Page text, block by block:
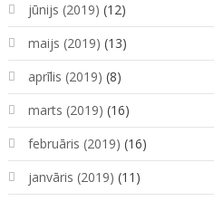
jūnijs (2019) (12)
maijs (2019) (13)
aprīlis (2019) (8)
marts (2019) (16)
februāris (2019) (16)
janvāris (2019) (11)